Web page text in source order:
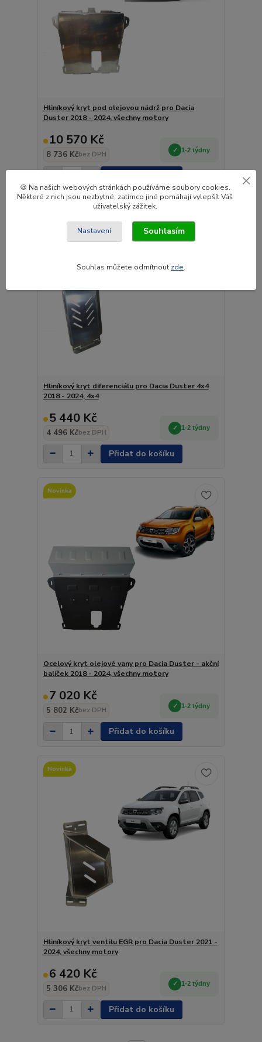
Hliníkový kryt pod olejovou nádrž pro Dacia
Duster 2018 - 2024, všechny motory
10 570 Kč
8 736 Kčbez DPH
1-2 týdny
Hliníkový kryt diferenciálu pro Dacia Duster 4x4
2018 - 2024, 4x4
5 440 Kč
4 496 Kčbez DPH
1-2 týdny
Přidat do košíku
Novinka
Ocelový kryt olejové vany pro Dacia Duster - akční
balíček 2018 - 2024, všechny motory
7 020 Kč
5 802 Kčbez DPH
1-2 týdny
Přidat do košíku
Novinka
Hliníkový kryt ventilu EGR pro Dacia Duster 2021 -
2024, všechny motory
6 420 Kč
5 306 Kčbez DPH
1-2 týdny
Přidat do košíku
🍪 Na našich webových stránkách používáme soubory cookies.
Některé z nich jsou nezbytné, zatímco jiné pomáhají vylepšít Váš
uživatelský zážitek.
Nastavení Souhlasím
Souhlas můžete odmítnout zde.